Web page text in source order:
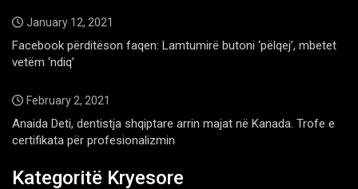
January 12, 2021
Facebook përditëson faqen: Lamtumirë butoni ‘pëlqej’, mbetet
vetëm ‘ndiq’
February 2, 2021
Anaida Deti, dentistja shqiptare arrin majat në Kanada. Trofe e
certifikata për profesionalizmin
Kategoritë Kryesore